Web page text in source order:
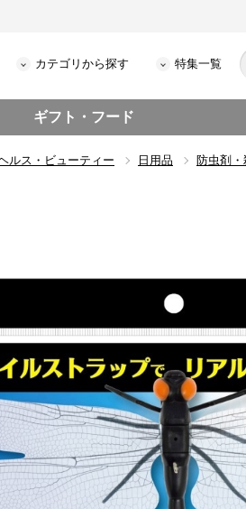
カテゴリから探す 特集一覧
ギフト・フード
ルス・ビューティー 日用品 防虫剤・